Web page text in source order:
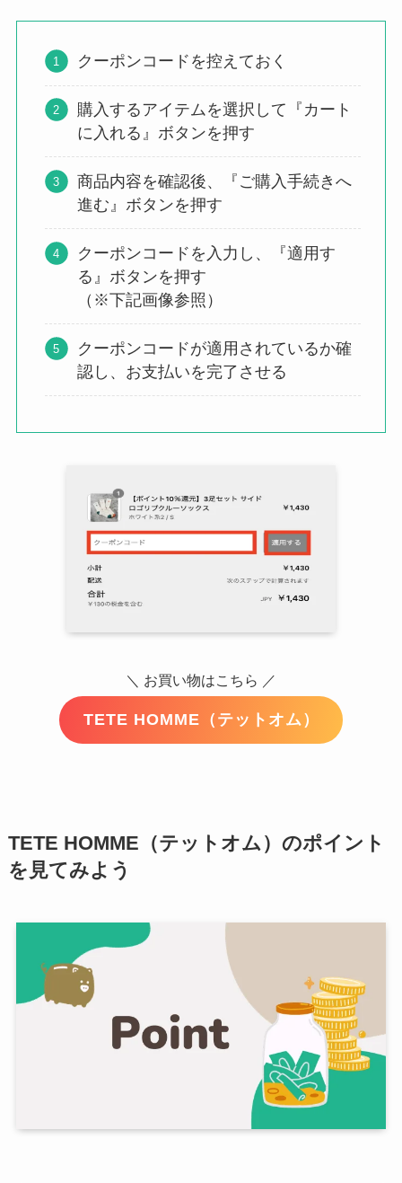
クーポンコードを控えておく
購入するアイテムを選択して『カート
に入れる』ボタンを押す
商品内容を確認後、『ご購入手続きへ
進む』ボタンを押す
クーポンコードを入力し、『適用す
る』ボタンを押す
（※下記画像参照）
クーポンコードが適用されているか確
認し、お支払いを完了させる
＼ お買い物はこちら ／
TETE HOMME（テットオム）
TETE HOMME（テットオム）のポイント
を見てみよう